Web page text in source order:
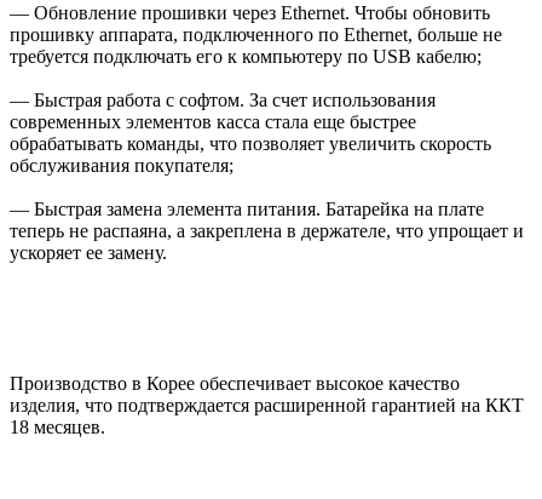
— Обновление прошивки через Ethernet. Чтобы обновить
прошивку аппарата, подключенного по Ethernet, больше не
требуется подключать его к компьютеру по USB кабелю;
— Быстрая работа с софтом. За счет использования
современных элементов касса стала еще быстрее
обрабатывать команды, что позволяет увеличить скорость
обслуживания покупателя;
— Быстрая замена элемента питания. Батарейка на плате
теперь не распаяна, а закреплена в держателе, что упрощает и
ускоряет ее замену.
Производство в Корее обеспечивает высокое качество
изделия, что подтверждается расширенной гарантией на ККТ
18 месяцев.